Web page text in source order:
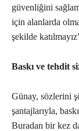
güvenliğini
için alanlarda
şekilde
Baskı ve tehdit
Günay, sözlerini
şantajlarıyla,
Buradan bir kez